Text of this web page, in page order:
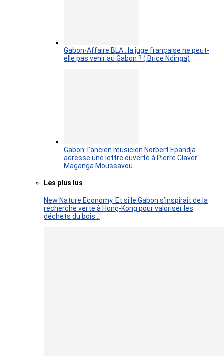
Gabon-Affaire BLA : la juge française ne peut-
elle pas venir au Gabon ? ( Brice Ndinga)
Gabon: l’ancien musicien Norbert Epandja
adresse une lettre ouverte à Pierre Claver
Maganga Moussavou
Les plus lus
New Nature Economy. Et si le Gabon s’inspirait de la
recherche verte à Hong-Kong pour valoriser les
déchets du bois…